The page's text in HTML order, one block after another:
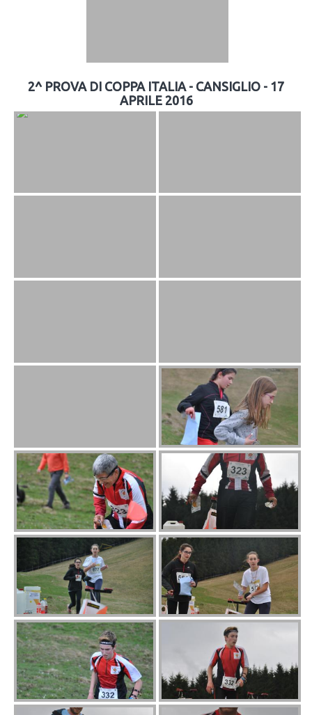
2^ PROVA DI COPPA ITALIA - CANSIGLIO - 17
APRILE 2016